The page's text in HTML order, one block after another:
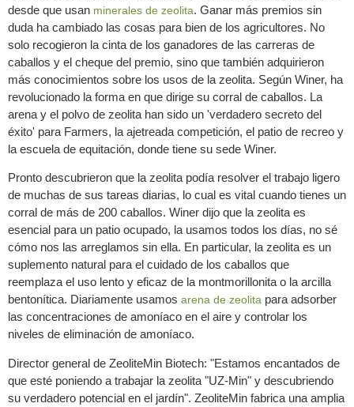
desde que usan minerales de zeolita. Ganar más premios sin
duda ha cambiado las cosas para bien de los agricultores. No
solo recogieron la cinta de los ganadores de las carreras de
caballos y el cheque del premio, sino que también adquirieron
más conocimientos sobre los usos de la zeolita. Según Winer, ha
revolucionado la forma en que dirige su corral de caballos. La
arena y el polvo de zeolita han sido un 'verdadero secreto del
éxito' para Farmers, la ajetreada competición, el patio de recreo y
la escuela de equitación, donde tiene su sede Winer.
Pronto descubrieron que la zeolita podía resolver el trabajo ligero
de muchas de sus tareas diarias, lo cual es vital cuando tienes un
corral de más de 200 caballos. Winer dijo que la zeolita es
esencial para un patio ocupado, la usamos todos los días, no sé
cómo nos las arreglamos sin ella. En particular, la zeolita es un
suplemento natural para el cuidado de los caballos que
reemplaza el uso lento y eficaz de la montmorillonita o la arcilla
bentonítica. Diariamente usamos arena de zeolita para adsorber
las concentraciones de amoníaco en el aire y controlar los
niveles de eliminación de amoníaco.
Director general de ZeoliteMin Biotech: "Estamos encantados de
que esté poniendo a trabajar la zeolita "UZ-Min" y descubriendo
su verdadero potencial en el jardín". ZeoliteMin fabrica una amplia